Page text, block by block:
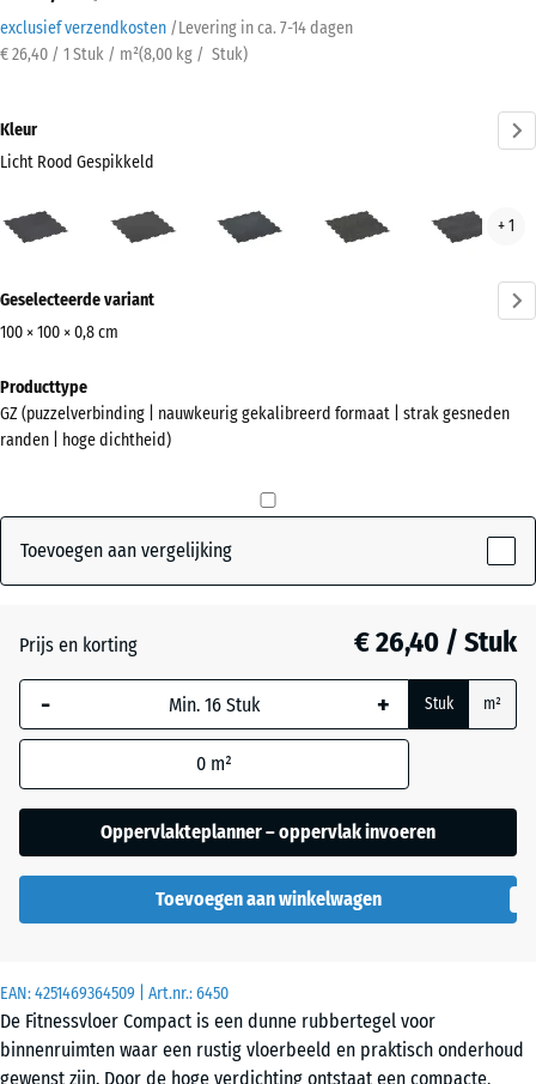
exclusief verzendkosten /Levering in ca. 7-14 dagen
€ 26,40 / 1 Stuk / m²(8,00 kg / Stuk)
EAN:4251469364509 | Art.nr.:6450
De Fitnessvloer Compact is een dunne rubbertegel voor
binnenruimten waar een rustig vloerbeeld en praktisch onderhoud
gewenst zijn. Door de hoge verdichting ontstaat een compacte,
Kleur
Licht Rood Gespikkeld
(active)
blauw
Grijs
+ 1
informatie
over
kleuren?
Kleurenpalet
Licht Rood
Gespikkeld(active)
Antraciet
Licht Grijs
Gespeckeld
Geselecteerde variant
100 × 100 × 0,8 cm
voor
verzending
1030
De geselecteerde,
blauw omlijnde
afmeting wordt
gebruikt voor de
(tenzij anders
aangegeven in de
productgegevens).
×
×
0,8
cm
Producttype
GZ (puzzelverbinding | nauwkeurig gekalibreerd formaat | strak gesneden
randen | hoge dichtheid)
Toevoegen aan vergelijking
Prijs en korting € 26,40 / Stuk
- + Stuk m²
0 m²
Oppervlakteplanner – oppervlak invoeren
Toevoegen aan winkelwagen